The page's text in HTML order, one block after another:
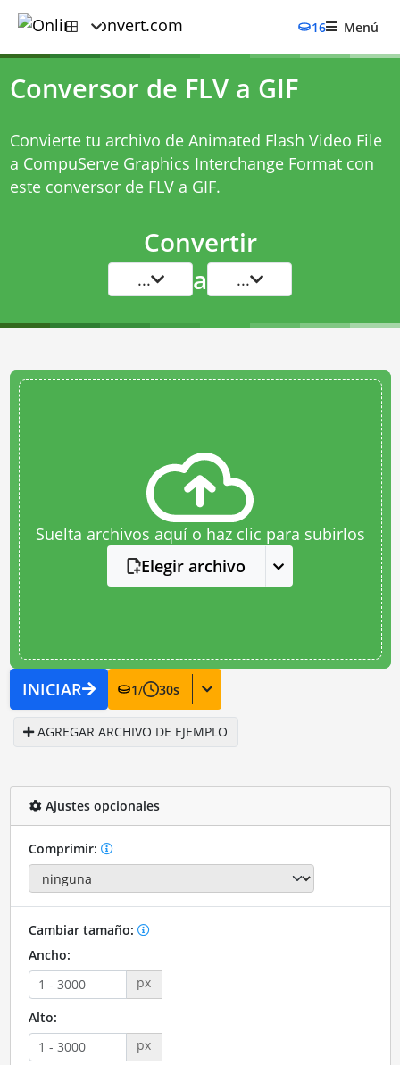
16 Menú
Conversor de FLV a GIF
Convierte tu archivo de Animated Flash Video File
a CompuServe Graphics Interchange Format con
este conversor de FLV a GIF.
Convertir
... a ...
Suelta archivos aquí o haz clic para subirlos
Elegir archivo
INICIAR 1/ 30s
AGREGAR ARCHIVO DE EJEMPLO
Ajustes opcionales
Comprimir:
Cambiar tamaño:
Ancho:
px
Alto:
px